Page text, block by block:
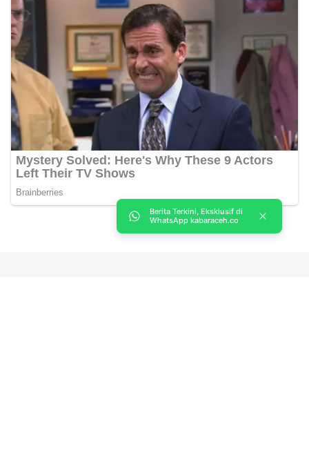
Berita Terkini, Eksklusif di
WhatsApp kabaraceh.co